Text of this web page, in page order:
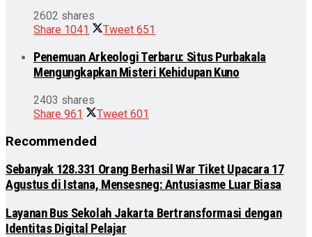
2602 shares
Share 1041 Tweet 651
Penemuan Arkeologi Terbaru: Situs Purbakala
Mengungkapkan Misteri Kehidupan Kuno
2403 shares
Share 961 Tweet 601
Recommended
Sebanyak 128.331 Orang Berhasil War Tiket Upacara 17
Agustus di Istana, Mensesneg: Antusiasme Luar Biasa
Layanan Bus Sekolah Jakarta Bertransformasi dengan
Identitas Digital Pelajar